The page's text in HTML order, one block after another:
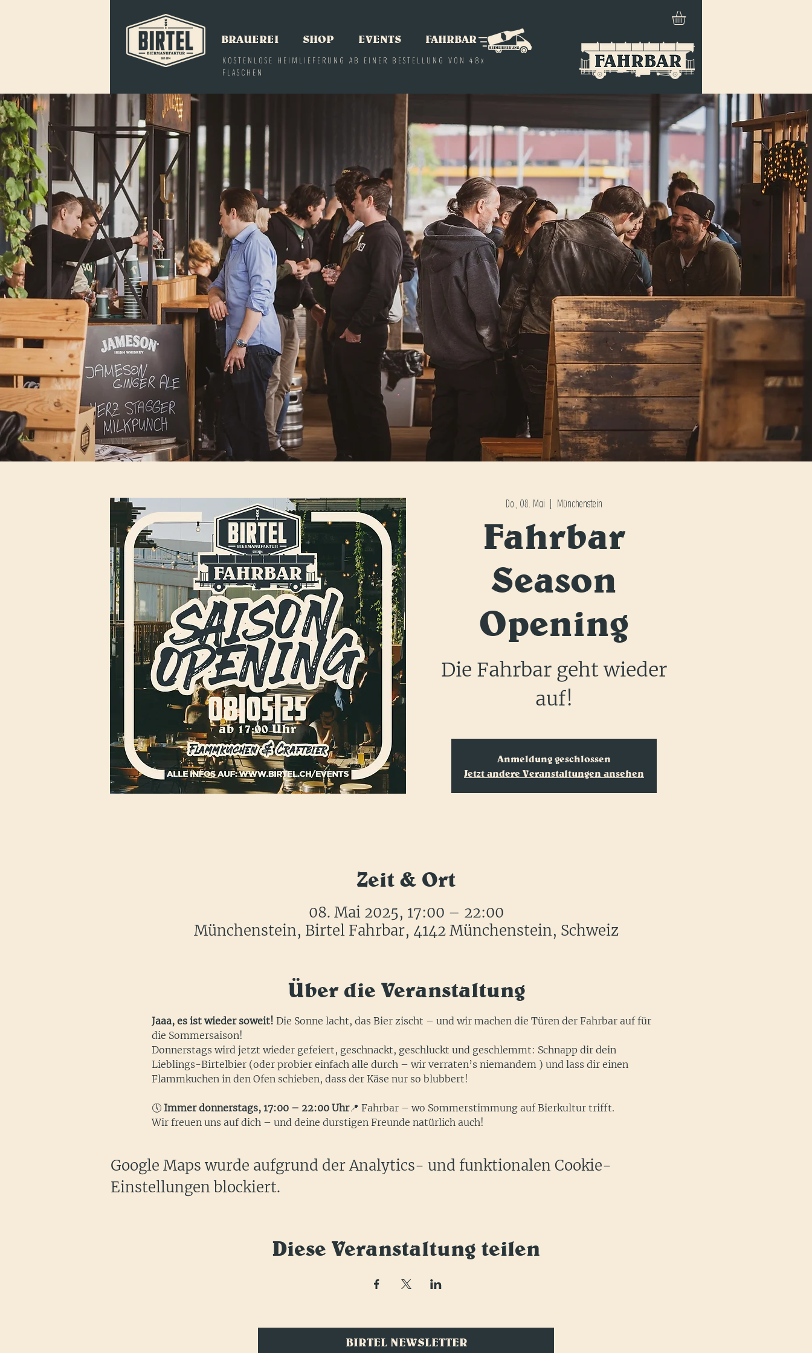
BRAUEREI SHOP EVENTS FAHRBAR
KOSTENLOSE HEIMLIEFERUNG AB EINER BESTELLUNG VON 48x
FLASCHEN
Do., 08. Mai Münchenstein
Fahrbar
Season
Opening
Die Fahrbar geht wieder
auf!
Anmeldung geschlossen
Jetzt andere Veranstaltungen ansehen
Zeit & Ort
08. Mai 2025, 17:00 – 22:00
Münchenstein, Birtel Fahrbar, 4142 Münchenstein, Schweiz
Über die Veranstaltung
Jaaa, es ist wieder soweit! Die Sonne lacht, das Bier zischt – und wir machen die Türen der Fahrbar auf für
die Sommersaison!
Donnerstags wird jetzt wieder gefeiert, geschnackt, geschluckt und geschlemmt: Schnapp dir dein
Lieblings-Birtelbier (oder probier einfach alle durch – wir verraten’s niemandem ) und lass dir einen
Flammkuchen in den Ofen schieben, dass der Käse nur so blubbert!
🕔 Immer donnerstags, 17:00 – 22:00 Uhr📍 Fahrbar – wo Sommerstimmung auf Bierkultur trifft.
Wir freuen uns auf dich – und deine durstigen Freunde natürlich auch!
Google Maps wurde aufgrund der Analytics- und funktionalen Cookie-
Einstellungen blockiert.
Diese Veranstaltung teilen
BIRTEL NEWSLETTER